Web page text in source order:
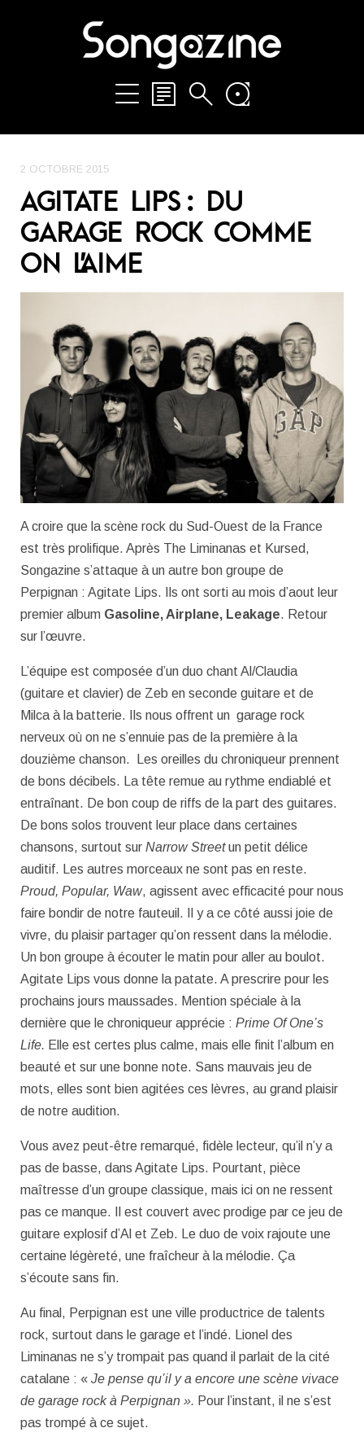
2 OCTOBRE 2015
AGITATE LIPS : DU
GARAGE ROCK COMME
ON L’AIME
A croire que la scène rock du Sud-Ouest de la France
est très prolifique. Après The Liminanas et Kursed,
Songazine s’attaque à un autre bon groupe de
Perpignan : Agitate Lips. Ils ont sorti au mois d’aout leur
premier album Gasoline, Airplane, Leakage. Retour
sur l’œuvre.
L’équipe est composée d’un duo chant Al/Claudia
(guitare et clavier) de Zeb en seconde guitare et de
Milca à la batterie. Ils nous offrent un garage rock
nerveux où on ne s’ennuie pas de la première à la
douzième chanson. Les oreilles du chroniqueur prennent
de bons décibels. La tête remue au rythme endiablé et
entraînant. De bon coup de riffs de la part des guitares.
De bons solos trouvent leur place dans certaines
chansons, surtout sur Narrow Streetun petit délice
auditif. Les autres morceaux ne sont pas en reste.
Proud, Popular, Waw, agissent avec efficacité pour nous
faire bondir de notre fauteuil. Il y a ce côté aussi joie de
vivre, du plaisir partager qu’on ressent dans la mélodie.
Un bon groupe à écouter le matin pour aller au boulot.
Agitate Lips vous donne la patate. A prescrire pour les
prochains jours maussades. Mention spéciale à la
dernière que le chroniqueur apprécie : Prime Of One’s
Life. Elle est certes plus calme, mais elle finit l’album en
beauté et sur une bonne note. Sans mauvais jeu de
mots, elles sont bien agitées ces lèvres, au grand plaisir
de notre audition.
Vous avez peut-être remarqué, fidèle lecteur, qu’il n’y a
pas de basse, dans Agitate Lips. Pourtant, pièce
maîtresse d’un groupe classique, mais ici on ne ressent
pas ce manque. Il est couvert avec prodige par ce jeu de
guitare explosif d’Al et Zeb. Le duo de voix rajoute une
certaine légèreté, une fraîcheur à la mélodie. Ça
s’écoute sans fin.
Au final, Perpignan est une ville productrice de talents
rock, surtout dans le garage et l’indé. Lionel des
Liminanas ne s’y trompait pas quand il parlait de la cité
catalane : « Je pense qu’il y a encore une scène vivace
de garage rock à Perpignan ». Pour l’instant, il ne s’est
pas trompé à ce sujet.